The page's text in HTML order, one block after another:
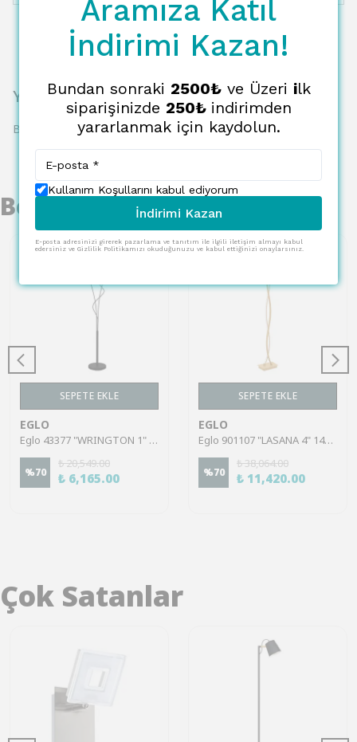
Yorumlar
Bu ürün için henüz yorum yapılmamış.
Benzer Ürünler
SEPETE EKLE
EGLO
Eglo 43377 "WRINGTON 1" 149,5 Cm Yüksekliğinde Çelik Köşe Lambası Lambader
%70
₺ 20,549.00
₺ 6,165.00
SEPETE EKLE
EGLO
Eglo 901107 "LASANA 4" 143 Cm Yüksekliğinde Çelik, Alüminyum Köşe Lambası Lambader
%70
₺ 38,064.00
₺ 11,420.00
Çok Satanlar
Aramıza Katıl
İndirimi Kazan!
Bundan sonraki 2500₺ve Üzeri ilk
siparişinizde 250₺ indirimden
yararlanmak için kaydolun.
Kullanım Koşullarını kabul ediyorum
İndirimi Kazan
E-posta adresinizi girerek pazarlama ve tanıtım ile ilgili iletişim almayı kabul
edersiniz ve Gizlilik Politikamızı okuduğunuzu ve kabul ettiğinizi onaylarsınız.